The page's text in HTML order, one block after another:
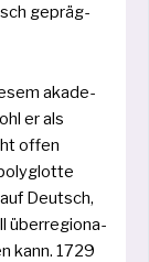
gepräg­
aka­de­
er als
offen
Deutsch,
über­re­gio­na­
kann. 1729